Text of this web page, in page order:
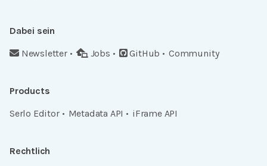
Dabei sein
Newsletter
Jobs GitHub Community
Products
Serlo Editor
Metadata API iFrame API
Rechtlich